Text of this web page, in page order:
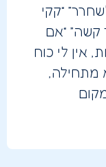
“קקי
קשה” “אם
אין לי כוח
מתחילה,